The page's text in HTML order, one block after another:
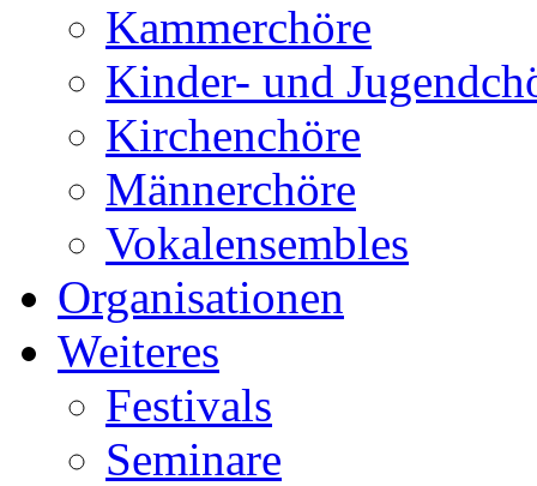
Kammerchöre
Kinder- und
Kirchenchöre
Männerchöre
Vokalensembles
Organisationen
Weiteres
Festivals
Seminare